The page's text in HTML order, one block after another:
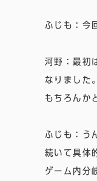
ふじも：今
河野：最初
なりました。
もちろんか
ふじも：う
続いて具体
ゲーム内分